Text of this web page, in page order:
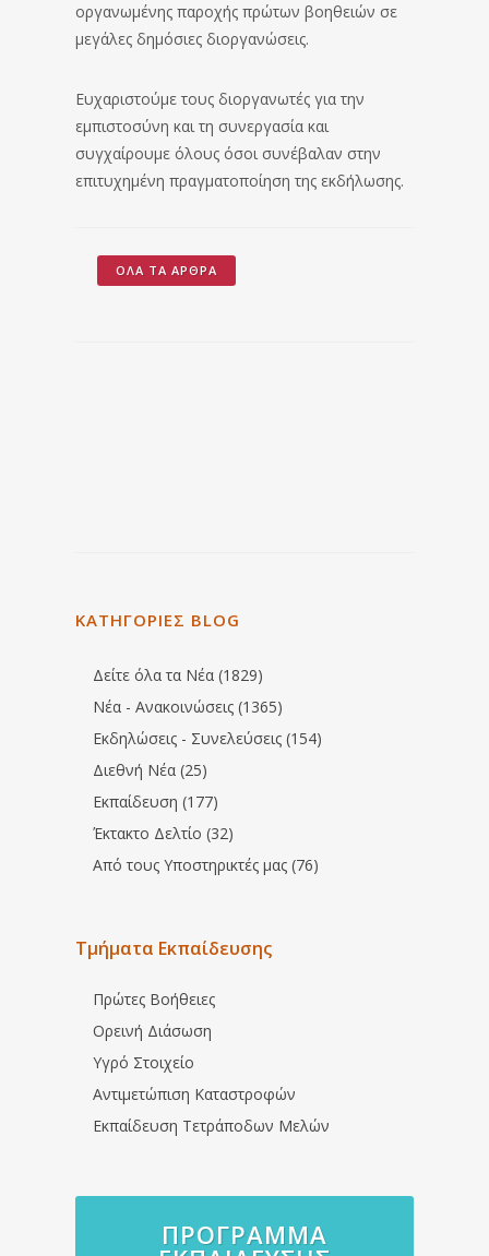
οργανωμένης παροχής πρώτων βοηθειών σε
μεγάλες δημόσιες διοργανώσεις.
Ευχαριστούμε τους διοργανωτές για την
εμπιστοσύνη και τη συνεργασία και
συγχαίρουμε όλους όσοι συνέβαλαν στην
επιτυχημένη πραγματοποίηση της εκδήλωσης.
ΌΛΑ ΤΑ ΆΡΘΡΑ
ΚΑΤΗΓΟΡΙΕΣ BLOG
Δείτε όλα τα Νέα (1829)
Νέα - Ανακοινώσεις (1365)
Εκδηλώσεις - Συνελεύσεις (154)
Διεθνή Νέα (25)
Εκπαίδευση (177)
Έκτακτο Δελτίο (32)
Από τους Υποστηρικτές μας (76)
Τμήματα Εκπαίδευσης
Πρώτες Βοήθειες
Ορεινή Διάσωση
Υγρό Στοιχείο
Αντιμετώπιση Καταστροφών
Εκπαίδευση Τετράποδων Μελών
ΠΡΌΓΡΑΜΜΑ